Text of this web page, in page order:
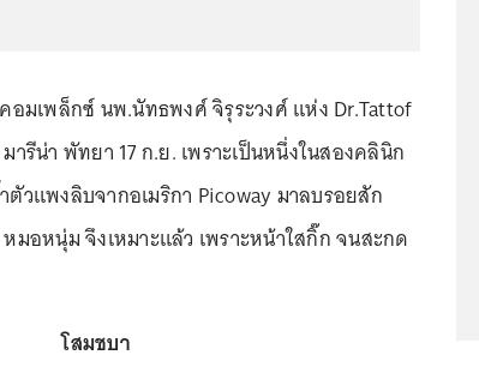
อมเพล็กซ์ นพ.นัทธพงศ์ จิรุระวงศ์ แห่ง Dr.Tattof
ารีน่า พัทยา 17 ก.ย. เพราะเป็นหนึ่งในสองคลินิก
ตัวแพงลิบจากอเมริกา Picoway มาลบรอยสัก
อหนุ่ม จึงเหมาะแล้ว เพราะหน้าใสกิ๊ก จนสะกด
โสมชบา